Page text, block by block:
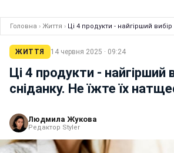
Головна › Життя › Ці 4 продукти - найгірший
ЖИТТЯ 14 червня 2025 · 09:24
Ці 4 продукти - найгірший
сніданку. Не їжте їх
Людмила Жукова
Редактор Styler